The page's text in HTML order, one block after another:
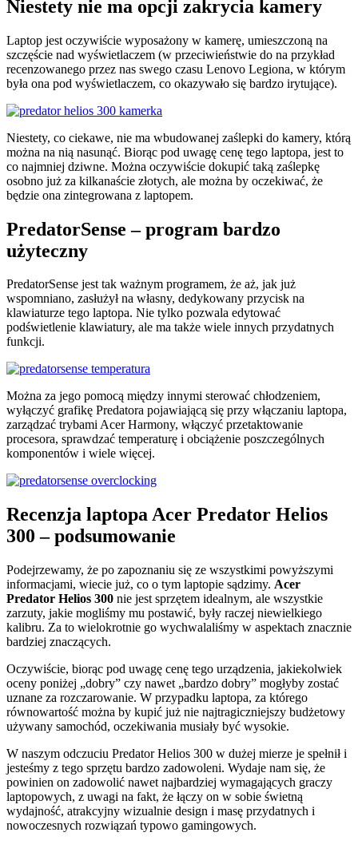
Niestety nie ma opcji zakrycia kamery
Laptop jest oczywiście wyposażony w kamerę, umieszczoną na
szczęście nad wyświetlaczem (w przeciwieństwie do na przykład
recenzowanego przez nas swego czasu Lenovo Legiona, w którym
była ona pod wyświetlaczem, co okazywało się bardzo irytujące).
Niestety, co ciekawe, nie ma wbudowanej zaślepki do kamery, którą
można na nią nasunąć. Biorąc pod uwagę cenę tego laptopa, jest to
co najmniej dziwne. Można oczywiście dokupić taką zaślepkę
osobno już za kilkanaście złotych, ale można by oczekiwać, że
będzie ona zintegrowana z laptopem.
PredatorSense – program bardzo
użyteczny
PredatorSense jest tak ważnym programem, że aż, jak już
wspomniano, zasłużył na własny, dedykowany przycisk na
klawiaturze tego laptopa. Nie tylko pozwala edytować
podświetlenie klawiatury, ale ma także wiele innych przydatnych
funkcji.
Można za jego pomocą między innymi sterować chłodzeniem,
wyłączyć grafikę Predatora pojawiającą się przy włączaniu laptopa,
zarządzać trybami Acer Harmony, włączyć przetaktowanie
procesora, sprawdzać temperaturę i obciążenie poszczególnych
komponentów i wiele więcej.
Recenzja laptopa Acer Predator Helios
300 – podsumowanie
Podejrzewamy, że po zapoznaniu się ze wszystkimi powyższymi
informacjami, wiecie już, co o tym laptopie sądzimy. Acer
Predator Helios 300 nie jest sprzętem idealnym, ale wszystkie
zarzuty, jakie mogliśmy mu postawić, były raczej niewielkiego
kalibru. Za to wielokrotnie go wychwalaliśmy w aspektach znacznie
bardziej znaczących.
Oczywiście, biorąc pod uwagę cenę tego urządzenia, jakiekolwiek
oceny poniżej „dobry” czy nawet „bardzo dobry” mogłyby zostać
uznane za rozczarowanie. W przypadku laptopa, za którego
równowartość można by kupić już nie najtragiczniejszy budżetowy
używany samochód, oczekiwania musiały być wysokie.
W naszym odczuciu Predator Helios 300 w dużej mierze je spełnił i
jesteśmy z tego sprzętu bardzo zadowoleni. Wydaje nam się, że
powinien on zadowolić nawet najbardziej wymagających graczy
laptopowych, z uwagi na fakt, że łączy on w sobie świetną
wydajność, atrakcyjny wizualnie design i masę przydatnych i
nowoczesnych rozwiązań typowo gamingowych.